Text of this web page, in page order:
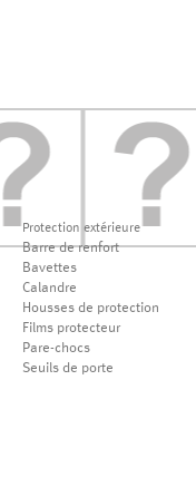
Protection extérieure
Barre de renfort
Bavettes
Calandre
Housses de protection
Films protecteur
Pare-chocs
Seuils de porte